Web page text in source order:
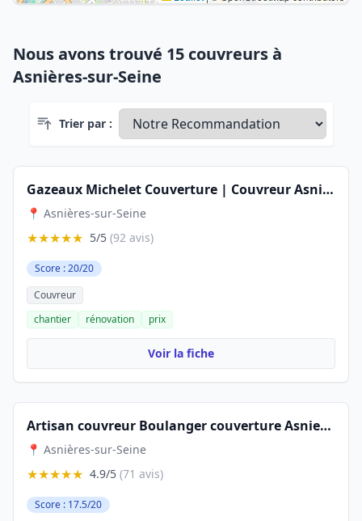
Nous avons trouvé 15 couvreurs à
Asnières-sur-Seine
Trier par :
Gazeaux Michelet Couverture | Couvreur Asnières sur Seine
📍 Asnières-sur-Seine
★★★★★ 5/5 (92 avis)
Score : 20/20
Couvreur
chantier
rénovation prix
Voir la fiche
Artisan couvreur Boulanger couverture Asnieres Sur seine
📍 Asnières-sur-Seine
★★★★★ 4.9/5 (71 avis)
Score : 17.5/20